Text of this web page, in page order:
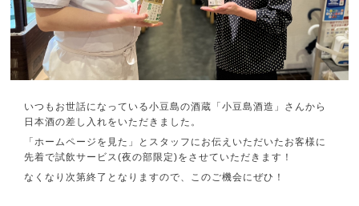
いつもお世話になっている小豆島の酒蔵「小豆島酒造」さんから
日本酒の差し入れをいただきました。
「ホームページを見た」とスタッフにお伝えいただいたお客様に
先着で試飲サービス(夜の部限定)をさせていただきます！
なくなり次第終了となりますので、このご機会にぜひ！